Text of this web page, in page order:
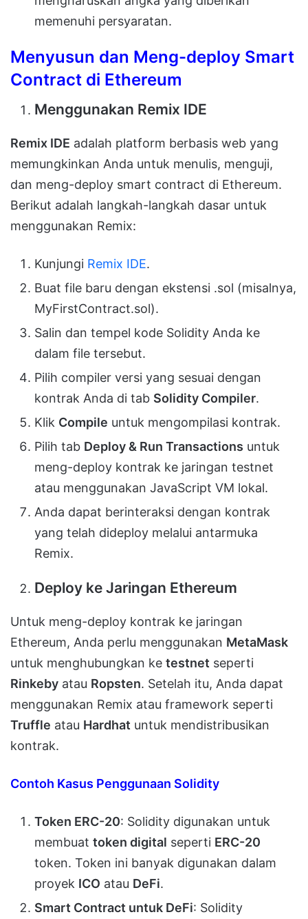
memenuhi persyaratan.
Menyusun dan Meng-deploy Smart
Contract di Ethereum
Menggunakan Remix IDE
Remix IDE adalah platform berbasis web yang
memungkinkan Anda untuk menulis, menguji,
dan meng-deploy smart contract di Ethereum.
Berikut adalah langkah-langkah dasar untuk
menggunakan Remix:
Kunjungi Remix IDE.
Buat file baru dengan ekstensi .sol (misalnya,
MyFirstContract.sol).
Salin dan tempel kode Solidity Anda ke
dalam file tersebut.
Pilih compiler versi yang sesuai dengan
kontrak Anda di tab Solidity Compiler.
Klik Compile untuk mengompilasi kontrak.
Pilih tab Deploy & Run Transactions untuk
meng-deploy kontrak ke jaringan testnet
atau menggunakan JavaScript VM lokal.
Anda dapat berinteraksi dengan kontrak
yang telah dideploy melalui antarmuka
Remix.
Deploy ke Jaringan Ethereum
Untuk meng-deploy kontrak ke jaringan
Ethereum, Anda perlu menggunakan MetaMask
untuk menghubungkan ke testnet seperti
Rinkeby atau Ropsten. Setelah itu, Anda dapat
menggunakan Remix atau framework seperti
Truffle atau Hardhat untuk mendistribusikan
kontrak.
Contoh Kasus Penggunaan Solidity
Token ERC-20: Solidity digunakan untuk
membuat token digital seperti ERC-20
token. Token ini banyak digunakan dalam
proyek ICO atau DeFi.
Smart Contract untuk DeFi: Solidity